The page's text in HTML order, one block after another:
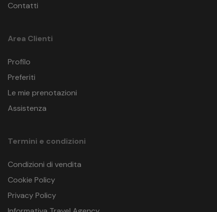
Contatti
Area Clienti
Profilo
Preferiti
Le mie prenotazioni
Assistenza
Termini e condizioni
Condizioni di vendita
Cookie Policy
Privacy Policy